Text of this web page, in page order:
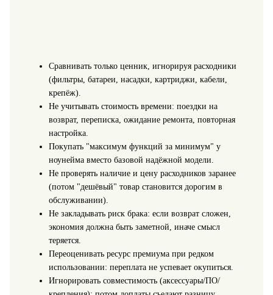
Сравнивать только ценник, игнорируя расходники
(фильтры, батареи, насадки, картриджи, кабели,
крепёж).
Не учитывать стоимость времени: поездки на
возврат, переписка, ожидание ремонта, повторная
настройка.
Покупать "максимум функций за минимум" у
ноунейма вместо базовой надёжной модели.
Не проверять наличие и цену расходников заранее
(потом "дешёвый" товар становится дорогим в
обслуживании).
Не закладывать риск брака: если возврат сложен,
экономия должна быть заметной, иначе смысл
теряется.
Переоценивать ресурс премиума при редком
использовании: переплата не успевает окупиться.
Игнорировать совместимость (аксессуары/ПО/